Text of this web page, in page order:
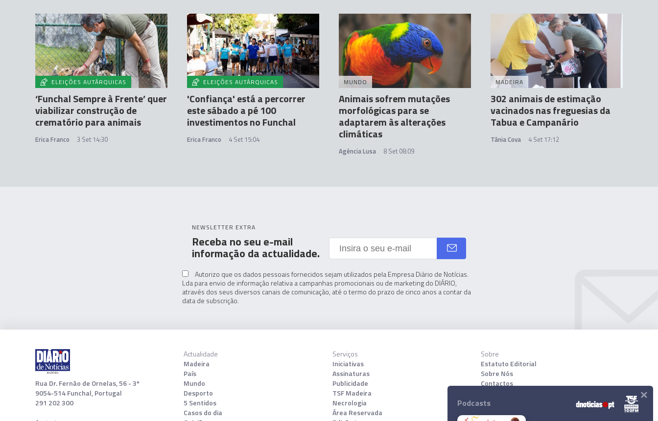
ELEIÇÕES AUTÁRQUICAS
‘Funchal Sempre à Frente’ quer
viabilizar construção de
crematório para animais
Erica Franco 3 Set 14:30
ELEIÇÕES AUTÁRQUICAS
'Confiança' está a percorrer
este sábado a pé 100
investimentos no Funchal
Erica Franco 4 Set 15:04
MUNDO
Animais sofrem mutações
morfológicas para se
adaptarem às alterações
climáticas
Agência Lusa 8 Set 08:09
MADEIRA
302 animais de estimação
vacinados nas freguesias da
Tabua e Campanário
Tânia Cova 4 Set 17:12
NEWSLETTER EXTRA
Receba no seu e-mail
informação da actualidade.
Autorizo que os dados pessoais fornecidos sejam utilizados pela Empresa Diário de Notícias.
Lda para envio de informação relativa a campanhas promocionais ou de marketing do DIÁRIO,
através dos seus diversos canais de comunicação, até o termo do prazo de cinco anos a contar da
data de subscrição.
Rua Dr. Fernão de Ornelas, 56 - 3º
9054-514 Funchal, Portugal
291 202 300
Actualidade
Madeira
País
Mundo
Desporto
5 Sentidos
Casos do dia
Serviços
Iniciativas
Assinaturas
Publicidade
TSF Madeira
Necrologia
Área Reservada
Sobre
Estatuto Editorial
Sobre Nós
Contactos
Download App
Podcasts ×